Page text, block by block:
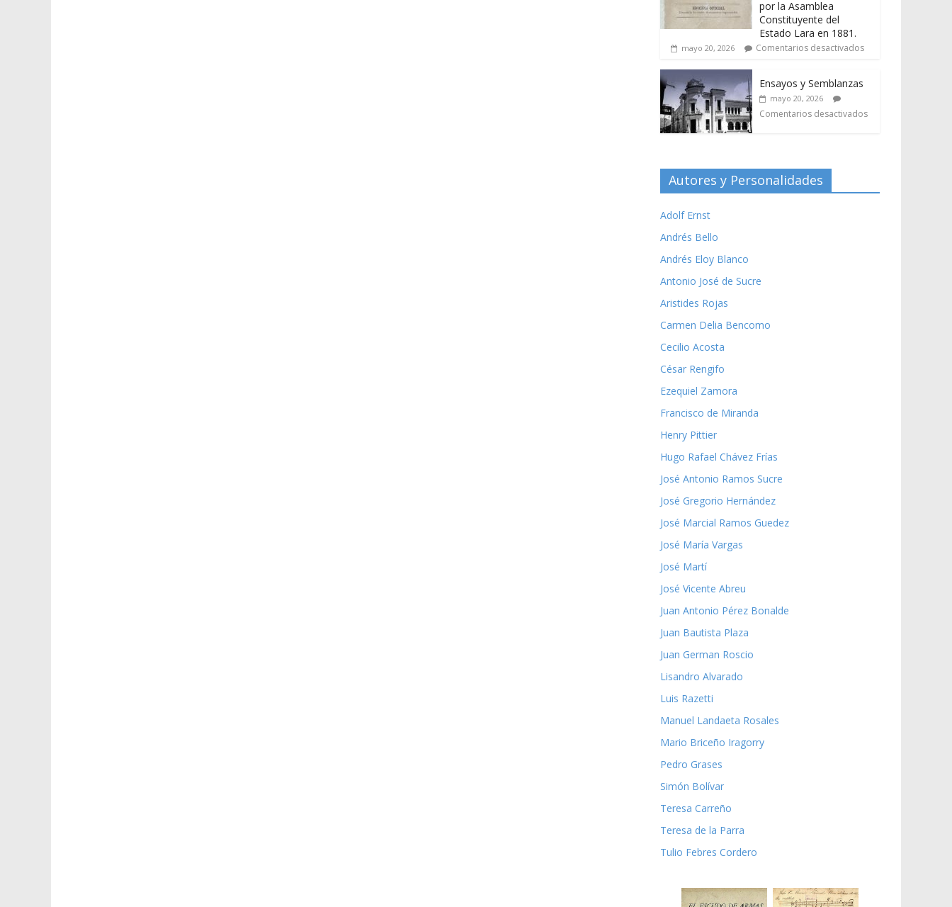
por la Asamblea
Constituyente del
Estado Lara en 1881.
mayo 20, 2026 Comentarios desactivados
Ensayos y Semblanzas
mayo 20, 2026
Comentarios desactivados
Autores y Personalidades
Adolf Ernst
Andrés Bello
Andrés Eloy Blanco
Antonio José de Sucre
Aristides Rojas
Carmen Delia Bencomo
Cecilio Acosta
César Rengifo
Ezequiel Zamora
Francisco de Miranda
Henry Pittier
Hugo Rafael Chávez Frías
José Antonio Ramos Sucre
José Gregorio Hernández
José Marcial Ramos Guedez
José María Vargas
José Martí
José Vicente Abreu
Juan Antonio Pérez Bonalde
Juan Bautista Plaza
Juan German Roscio
Lisandro Alvarado
Luis Razetti
Manuel Landaeta Rosales
Mario Briceño Iragorry
Pedro Grases
Simón Bolívar
Teresa Carreño
Teresa de la Parra
Tulio Febres Cordero